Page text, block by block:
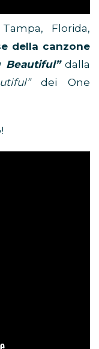
Florida,
della canzone
Beautiful” dalla
dei One